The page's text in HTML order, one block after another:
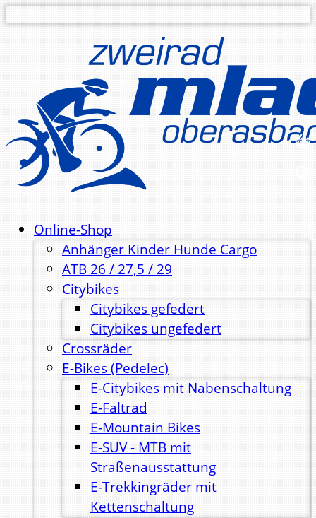
Online-Shop
Anhänger Kinder Hunde Cargo
ATB 26 / 27,5 / 29
Citybikes
Citybikes gefedert
Citybikes ungefedert
Crossräder
E-Bikes (Pedelec)
E-Citybikes mit Nabenschaltung
E-Faltrad
E-Mountain Bikes
E-SUV - MTB mit
Straßenausstattung
E-Trekkingräder mit
Kettenschaltung